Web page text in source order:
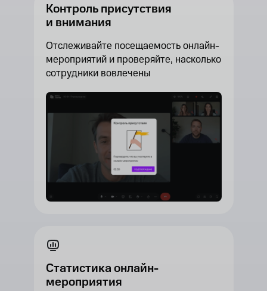
Контроль присутствия
и внимания
Отслеживайте посещаемость онлайн-
мероприятий и проверяйте, насколько
сотрудники вовлечены
Статистика онлайн-
мероприятия